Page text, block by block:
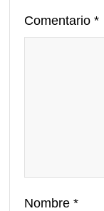
Comentario *
Nombre *